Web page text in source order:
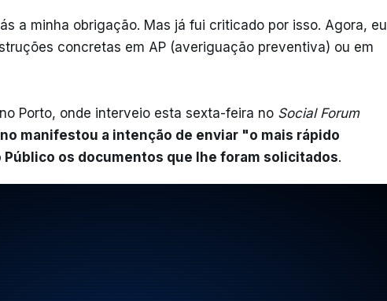
a minha obrigação. Mas já fui criticado por isso. Agora, eu
concretas em AP (averiguação preventiva) ou em
Porto, onde interveio esta sexta-feira no Social Forum
manifestou a intenção de enviar "o mais rápido
os documentos que lhe foram solicitados.